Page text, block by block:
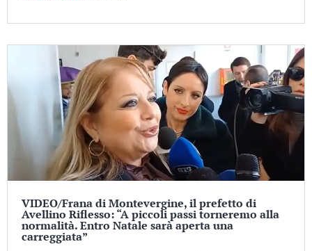
VIDEO/Frana di Montevergine, il prefetto di
Avellino Riflesso: “A piccoli passi torneremo alla
normalità. Entro Natale sarà aperta una
carreggiata”